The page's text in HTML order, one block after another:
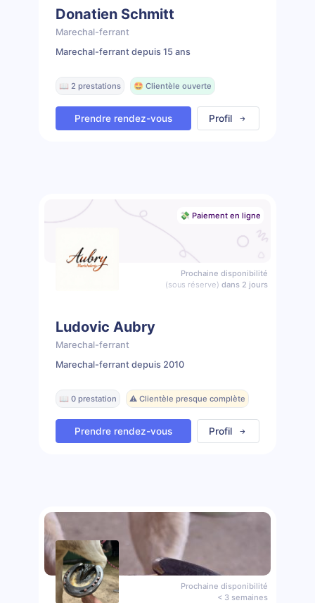
Donatien Schmitt
Marechal-ferrant
Marechal-ferrant depuis 15 ans
📖 2 prestations 🤩 Clientèle ouverte
Prendre rendez-vous Profil
💸 Paiement en ligne
Prochaine disponibilité
(sous réserve) dans 2 jours
Ludovic Aubry
Marechal-ferrant
Marechal-ferrant depuis 2010
📖 0 prestation ⚠️ Clientèle presque complète
Prendre rendez-vous Profil
Prochaine disponibilité
< 3 semaines